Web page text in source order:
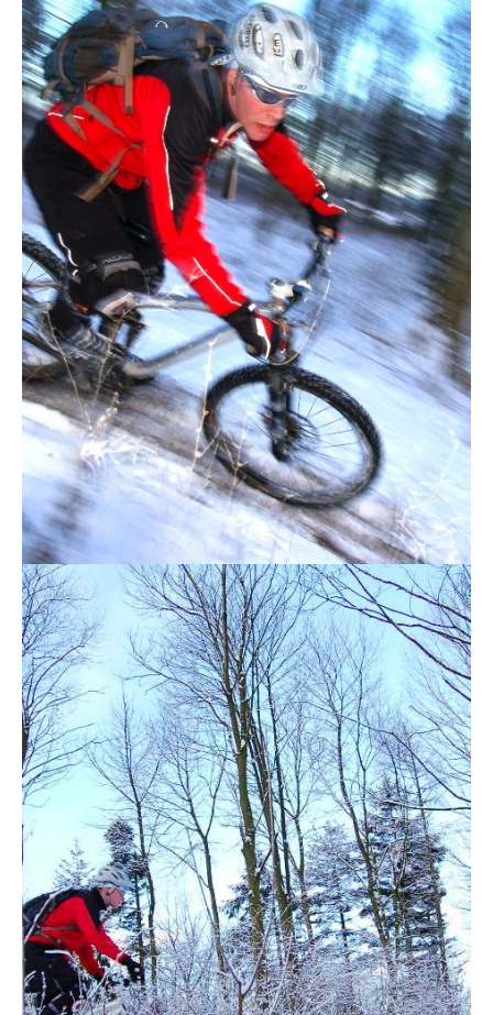
Actualités
Technologies
Tests de produits
Conseils
Tendances
Tous nos articles
À propos